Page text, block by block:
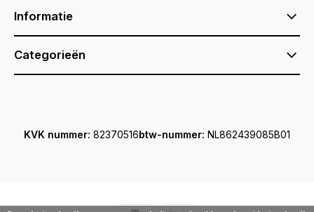
Informatie
Categorieën
KVK nummer: 82370516btw-nummer: NL862439085B01